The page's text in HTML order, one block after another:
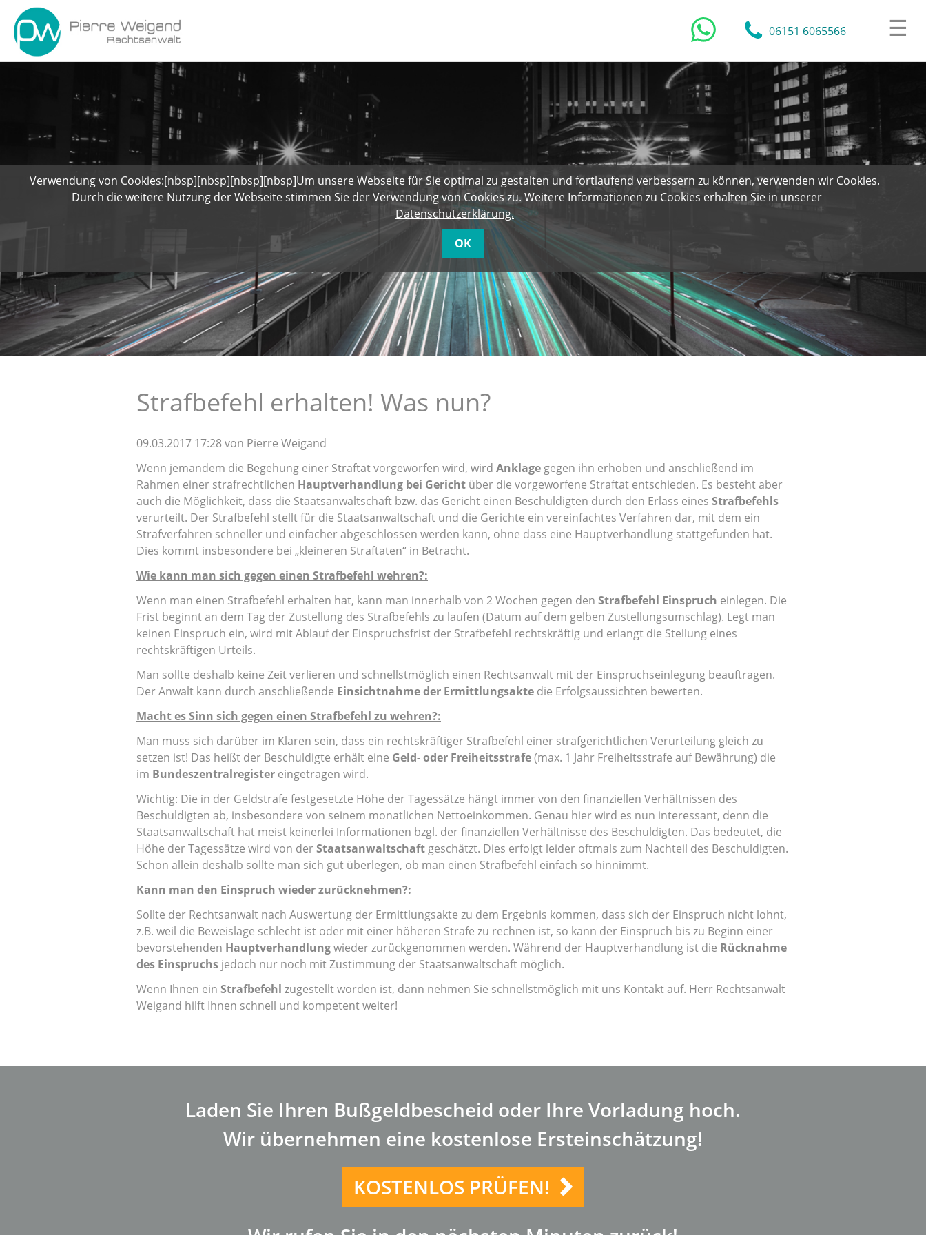
06151 6065566 ☰
Strafbefehl erhalten! Was nun?
09.03.2017 17:28von Pierre Weigand
Wenn jemandem die Begehung einer Straftat vorgeworfen wird, wird Anklage gegen ihn erhoben und anschließend im
Rahmen einer strafrechtlichen Hauptverhandlung bei Gericht über die vorgeworfene Straftat entschieden. Es besteht aber
auch die Möglichkeit, dass die Staatsanwaltschaft bzw. das Gericht einen Beschuldigten durch den Erlass eines Strafbefehls
verurteilt. Der Strafbefehl stellt für die Staatsanwaltschaft und die Gerichte ein vereinfachtes Verfahren dar, mit dem ein
Strafverfahren schneller und einfacher abgeschlossen werden kann, ohne dass eine Hauptverhandlung stattgefunden hat.
Dies kommt insbesondere bei „kleineren Straftaten“ in Betracht.
Wie kann man sich gegen einen Strafbefehl wehren?:
Wenn man einen Strafbefehl erhalten hat, kann man innerhalb von 2 Wochen gegen den Strafbefehl Einspruch einlegen. Die
Frist beginnt an dem Tag der Zustellung des Strafbefehls zu laufen (Datum auf dem gelben Zustellungsumschlag). Legt man
keinen Einspruch ein, wird mit Ablauf der Einspruchsfrist der Strafbefehl rechtskräftig und erlangt die Stellung eines
rechtskräftigen Urteils.
Man sollte deshalb keine Zeit verlieren und schnellstmöglich einen Rechtsanwalt mit der Einspruchseinlegung beauftragen.
Der Anwalt kann durch anschließende Einsichtnahme der Ermittlungsakte die Erfolgsaussichten bewerten.
Macht es Sinn sich gegen einen Strafbefehl zu wehren?:
Man muss sich darüber im Klaren sein, dass ein rechtskräftiger Strafbefehl einer strafgerichtlichen Verurteilung gleich zu
setzen ist! Das heißt der Beschuldigte erhält eine Geld- oder Freiheitsstrafe(max. 1 Jahr Freiheitsstrafe auf Bewährung) die
im Bundeszentralregister eingetragen wird.
Wichtig: Die in der Geldstrafe festgesetzte Höhe der Tagessätze hängt immer von den finanziellen Verhältnissen des
Beschuldigten ab, insbesondere von seinem monatlichen Nettoeinkommen. Genau hier wird es nun interessant, denn die
Staatsanwaltschaft hat meist keinerlei Informationen bzgl. der finanziellen Verhältnisse des Beschuldigten. Das bedeutet, die
Höhe der Tagessätze wird von derStaatsanwaltschaft geschätzt. Dies erfolgt leider oftmals zum Nachteil des Beschuldigten.
Schon allein deshalb sollte man sich gut überlegen, ob man einen Strafbefehl einfach so hinnimmt.
Kann man den Einspruch wieder zurücknehmen?:
Sollte der Rechtsanwalt nach Auswertung der Ermittlungsakte zu dem Ergebnis kommen, dass sich der Einspruch nicht lohnt,
z.B. weil die Beweislage schlecht ist oder mit einer höheren Strafe zu rechnen ist, so kann der Einspruch bis zu Beginn einer
bevorstehenden Hauptverhandlungwieder zurückgenommen werden. Während der Hauptverhandlung ist die Rücknahme
des Einspruchs jedoch nur noch mit Zustimmung der Staatsanwaltschaft möglich.
Wenn Ihnen ein Strafbefehl zugestellt worden ist, dann nehmen Sie schnellstmöglich mit uns Kontakt auf. Herr Rechtsanwalt
Weigand hilft Ihnen schnell und kompetent weiter!
Laden Sie Ihren Bußgeldbescheid oder Ihre Vorladung hoch.
Wir übernehmen eine kostenlose Ersteinschätzung!
KOSTENLOS PRÜFEN!
Verwendung von Cookies:[nbsp][nbsp][nbsp][nbsp]Um unsere Webseite für Sie optimal zu gestalten und fortlaufend verbessern zu können, verwenden wir Cookies.
Durch die weitere Nutzung der Webseite stimmen Sie der Verwendung von Cookies zu. Weitere Informationen zu Cookies erhalten Sie in unserer
Datenschutzerklärung.
OK